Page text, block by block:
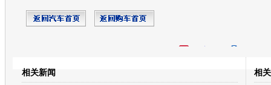
相关新闻 相